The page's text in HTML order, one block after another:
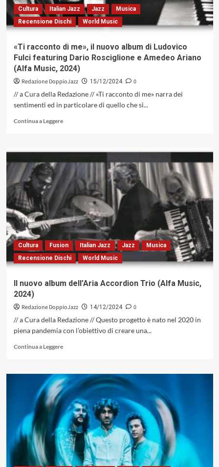
e
Carlo
Battisti
Cultura Italian Jazz Jazz
Musica
Recensione Dischi
World Music
«Ti racconto di me», il nuovo album di Ludovico
Fulci featuring Dario Rosciglione e Amedeo Ariano
(Alfa Music, 2024)
Redazione DoppioJazz 15/12/2024
0
// a Cura della Redazione // «Ti racconto di me» narra dei
sentimenti ed in particolare di quello che si...
Continua a LeggereLeggi
racconto
me»,
il
nuovo
album
di
Ludovico
Fulci
featuring
Dario
Rosciglione
Amedeo
(Alfa
2024)
Cultura Fusion Italian Jazz Jazz
Musica
Recensione Dischi
World Music
Il nuovo album dell’Aria Accordion Trio (Alfa Music,
2024)
Redazione DoppioJazz 14/12/2024
0
// a Cura della Redazione // Questo progetto è nato nel 2020 in
piena pandemia con l’obiettivo di creare una...
Continua a LeggereLeggi
su
Il
nuovo
album
dell’Aria
Accordion
Trio
(Alfa
Music,
2024)